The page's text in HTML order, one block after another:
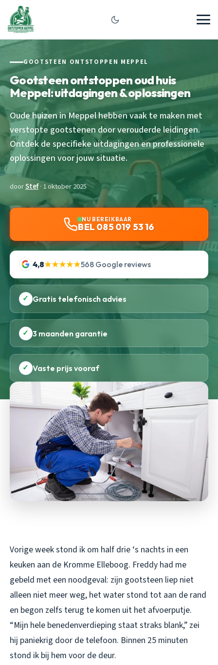
GOOTSTEEN ONTSTOPPEN MEPPEL
Gootsteen ontstoppen oud huis
Meppel: uitdagingen & oplossingen
Oude huizen in Meppel hebben vaak te maken met
verstopte gootstenen door verouderde leidingen.
Ontdek de specifieke uitdagingen en professionele
oplossingen voor jouw situatie.
doorStef· 1 oktober 2025
NU BEREIKBAAR
BEL 085 019 53 16
4,8★★★★★568 Google reviews
✓ Gratis telefonisch advies
✓ 3 maanden garantie
✓ Vaste prijs vooraf
Vorige week stond ik om half drie ‘s nachts in een
keuken aan de Kromme Elleboog. Freddy had me
gebeld met een noodgeval: zijn gootsteen liep niet
alleen niet meer weg, het water stond tot aan de rand
en begon zelfs terug te komen uit het afvoerputje.
“Mijn hele benedenverdieping staat straks blank,” zei
hij paniekrig door de telefoon. Binnen 25 minuten
stond ik bij hem voor de deur.